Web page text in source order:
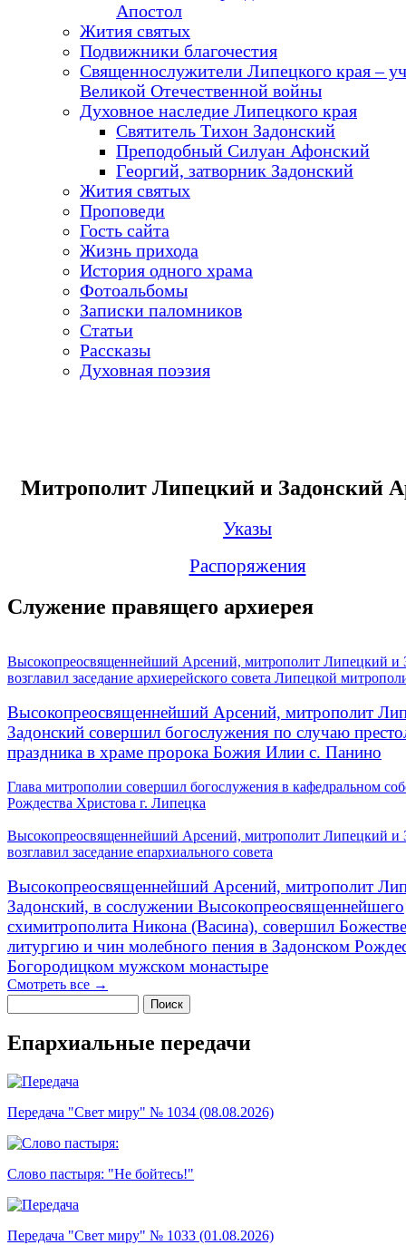
Апостол
Жития святых
Подвижники благочестия
Священнослужители Липецкого края –
Великой Отечественной войны
Духовное наследие Липецкого края
Святитель Тихон Задонский
Преподобный Силуан Афонский
Георгий, затворник Задонский
Жития святых
Проповеди
Гость сайта
Жизнь прихода
История одного храма
Фотоальбомы
Записки паломников
Статьи
Рассказы
Духовная поэзия
Митрополит Липецкий и Задонский
Указы
Распоряжения
Служение правящего архиерея
Высокопреосвященнейший Арсений, митрополит Липецкий и
возглавил заседание архиерейского совета Липецкой
Высокопреосвященнейший Арсений, митрополит
Задонский совершил богослужения по случаю
праздника в храме пророка Божия Илии с. Панино
Глава митрополии совершил богослужения в кафедральном
Рождества Христова г. Липецка
Высокопреосвященнейший Арсений, митрополит Липецкий и
возглавил заседание епархиального совета
Высокопреосвященнейший Арсений, митрополит
Задонский, в сослужении Высокопреосвященнейшего
схимитрополита Никона (Васина), совершил
литургию и чин молебного пения в Задонском
Богородицком мужском монастыре
Смотреть все →
Поиск
Епархиальные передачи
Передача "Свет миру" № 1034 (08.08.2026)
Слово пастыря: "Не бойтесь!"
Передача "Свет миру" № 1033 (01.08.2026)